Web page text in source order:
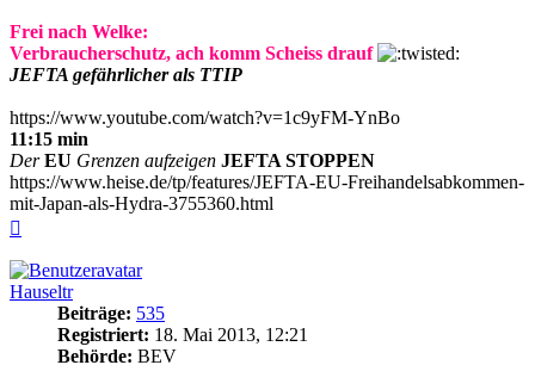
Frei nach Welke:
Verbraucherschutz, ach komm Scheiss drauf
JEFTA gefährlicher als TTIP
https://www.youtube.com/watch?v=1c9yFM-YnBo
11:15 min
Der EU Grenzen aufzeigen JEFTA STOPPEN
https://www.heise.de/tp/features/JEFTA-EU-Freihandelsabkommen-
mit-Japan-als-Hydra-3755360.html
Hauseltr
Beiträge: 535
Registriert: 18. Mai 2013, 12:21
Behörde: BEV